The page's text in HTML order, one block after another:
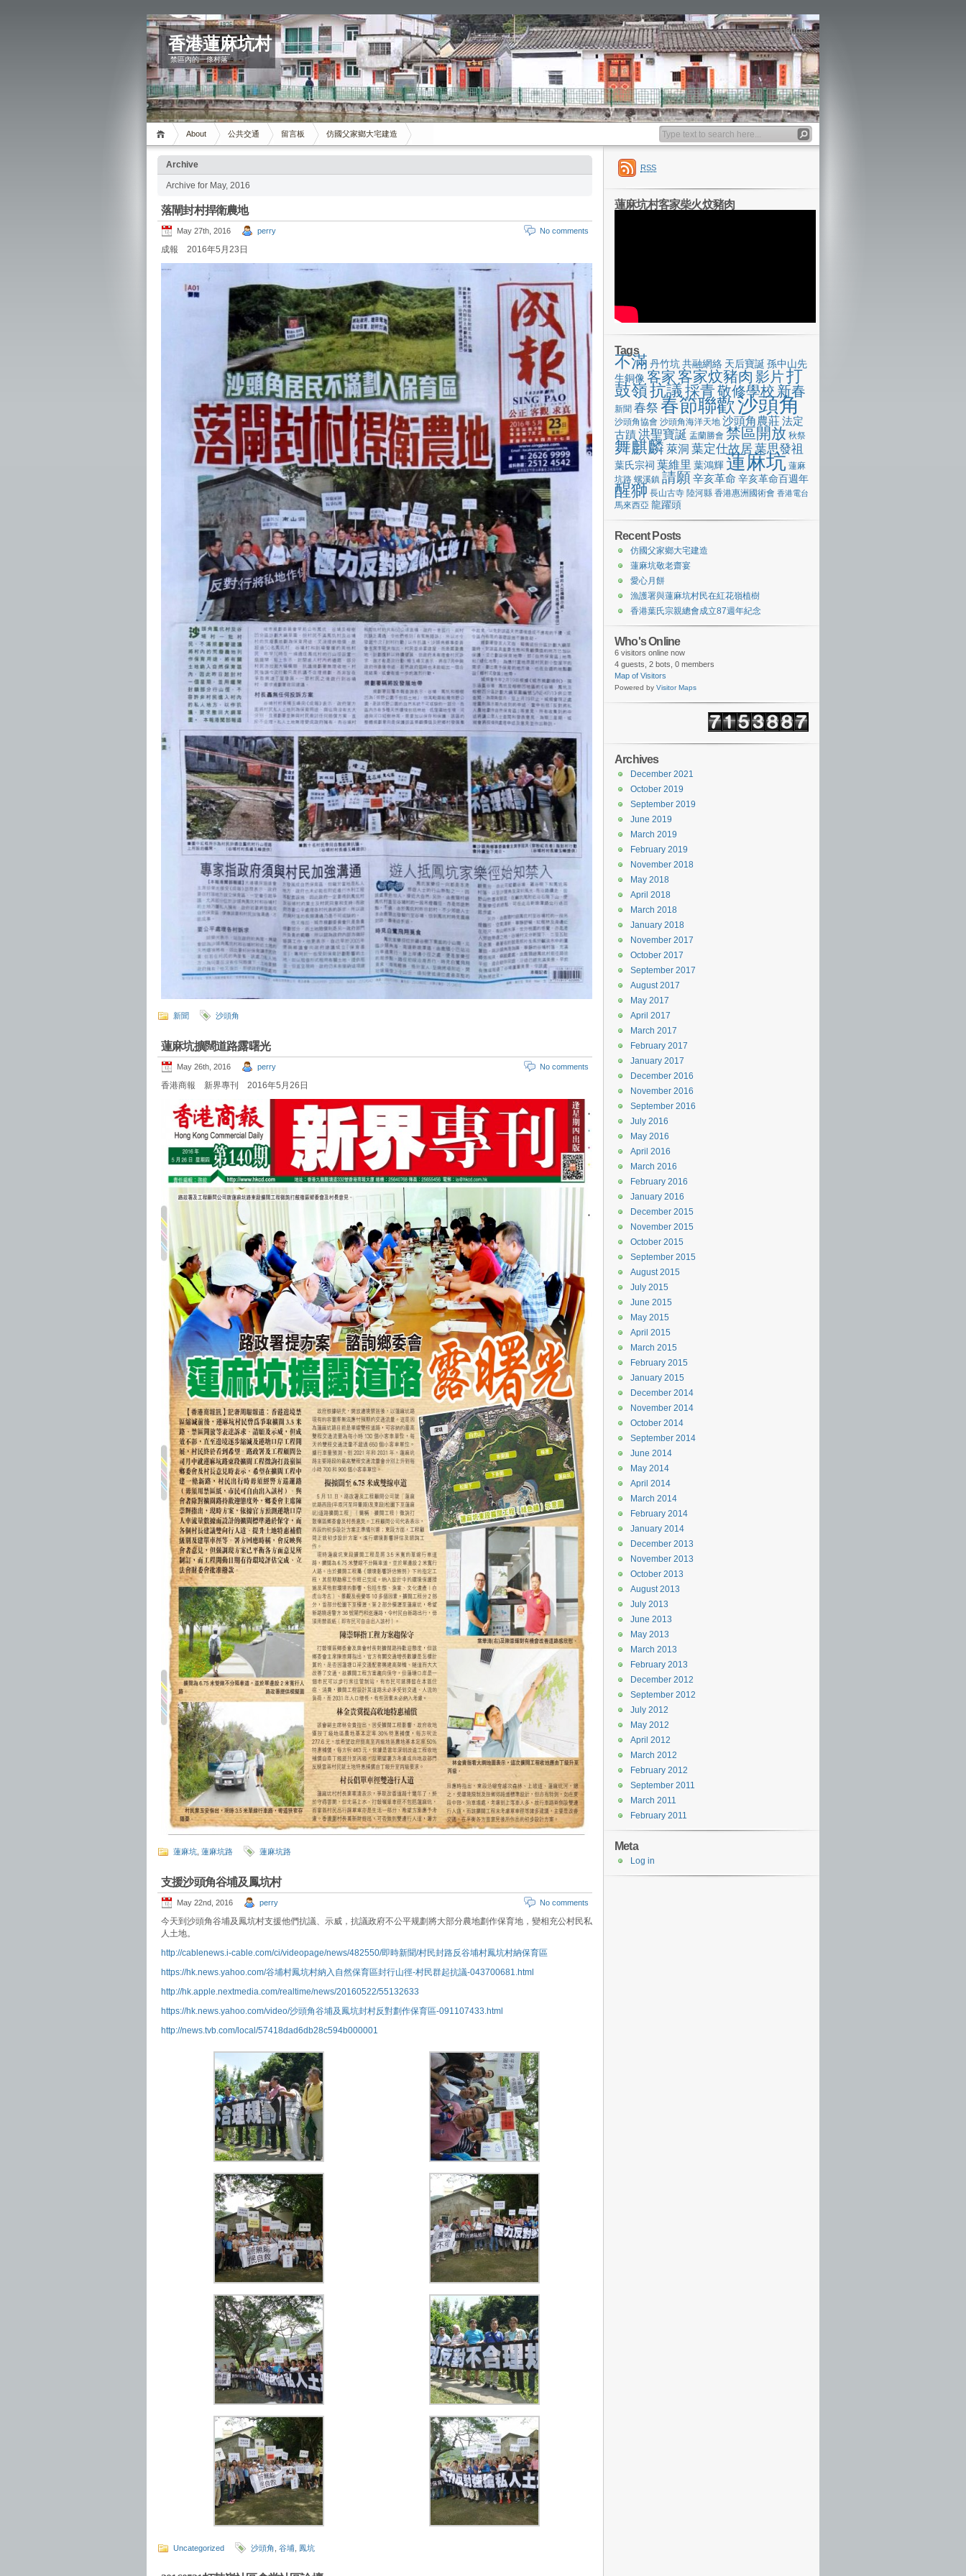
Banner
香港蓮麻坑村
禁區內的一條村落
About 公共交通 留言板 仿國父家鄉大宅建造
Archive
Archive for May, 2016
落閘封村捍衛農地
May 27th, 2016 perry No comments
成報 2016年5月23日
新聞 沙頭角
蓮麻坑擴闊道路露曙光
May 26th, 2016 perry No comments
香港商報 新界專刊 2016年5月26日
蓮麻坑 蓮麻坑路 蓮麻坑路
支援沙頭角谷埔及鳳坑村
May 22nd, 2016 perry No comments
今天到沙頭角谷埔及鳳坑村支援他們抗議、示威，抗議政府不公平规劃將大部分農地劃作保育地，變相充公村民私
人土地。
http://cablenews.i-cable.com/ci/videopage/news/482550/即時新聞/村民封路反谷埔村鳳坑村納保育區
https://hk.news.yahoo.com/谷埔村鳳坑村納入自然保育區封行山徑-村民群起抗議-043700681.html
http://hk.apple.nextmedia.com/realtime/news/20160522/55132633
https://hk.news.yahoo.com/video/沙頭角谷埔及鳳坑封村反對劃作保育區-091107433.html
http://news.tvb.com/local/57418dad6db28c594b000001
Uncategorized 沙頭角 谷埔 鳳坑
RSS
蓮麻坑村客家柴火炆豬肉
Tags
不滿 丹竹坑共融網絡 天后寶誕 孫中山先
生銅像 客家客家炆豬肉 影片打
鼓嶺抗議採青敬修學校 新春
新聞 春祭 春節聯歡沙頭角
沙頭角協會 沙頭角海洋天地 沙頭角農莊法定
古蹟洪聖寶誕 盂蘭勝會 禁區開放 秋祭
舞麒麟萊洞 葉定仕故居葉思發祖
葉氏宗祠 葉維里 葉鴻輝蓮麻坑 蓮麻
坑路 螺溪鎮 請願辛亥革命 辛亥革命百週年
醒獅 長山古寺 陸河縣 香港惠洲國術會 香港電台
馬來西亞 龍躍頭
Recent Posts
仿國父家鄉大宅建造
蓮麻坑敬老齋宴
愛心月餅
漁護署與蓮麻坑村民在紅花嶺植樹
香港葉氏宗親總會成立87週年紀念
Who's Online
6 visitors online now
4 guests, 2 bots, 0 members
Map of Visitors
Powered by Visitor Maps
Archives
December 2021
October 2019
September 2019
June 2019
March 2019
February 2019
November 2018
May 2018
April 2018
March 2018
January 2018
November 2017
October 2017
September 2017
August 2017
May 2017
April 2017
March 2017
February 2017
January 2017
December 2016
November 2016
September 2016
July 2016
May 2016
April 2016
March 2016
February 2016
January 2016
December 2015
November 2015
October 2015
September 2015
August 2015
July 2015
June 2015
May 2015
April 2015
March 2015
February 2015
January 2015
December 2014
November 2014
October 2014
September 2014
June 2014
May 2014
April 2014
March 2014
February 2014
January 2014
December 2013
November 2013
October 2013
August 2013
July 2013
June 2013
May 2013
March 2013
February 2013
December 2012
September 2012
July 2012
May 2012
April 2012
March 2012
February 2012
September 2011
March 2011
February 2011
Meta
Log in